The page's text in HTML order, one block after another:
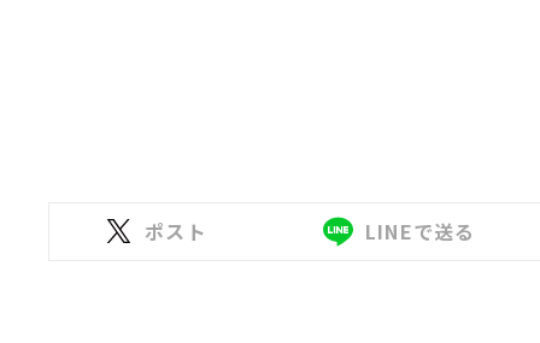
ポスト LINEで送る